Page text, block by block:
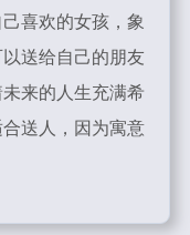
喜欢的女孩，象
送给自己的朋友
来的人生充满希
送人，因为寓意